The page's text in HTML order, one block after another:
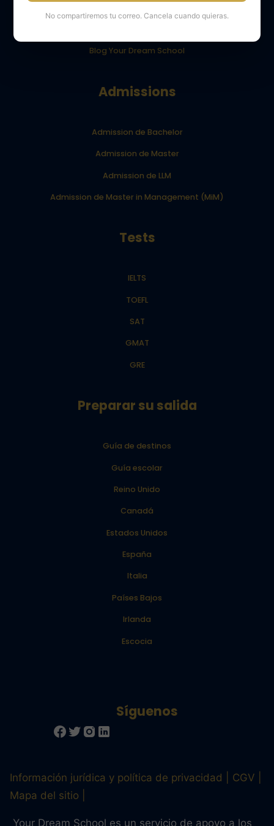
Blog Your Dream School
Admissions
Admission de Bachelor
Admission de Master
Admission de LLM
Admission de Master in Management (MiM)
Tests
IELTS
TOEFL
SAT
GMAT
GRE
Preparar su salida
Guía de destinos
Guía escolar
Reino Unido
Canadá
Estados Unidos
España
Italia
Países Bajos
Irlanda
Escocia
Información jurídica y política de privacidad
CGV
Mapa del sitio
Your Dream School es un servicio de apoyo a los
No compartiremos tu correo. Cancela cuando quieras.